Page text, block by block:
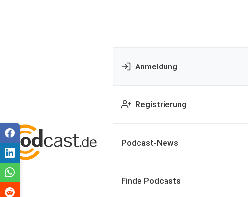
Anmeldung
Registrierung
Podcast-News
Finde Podcasts